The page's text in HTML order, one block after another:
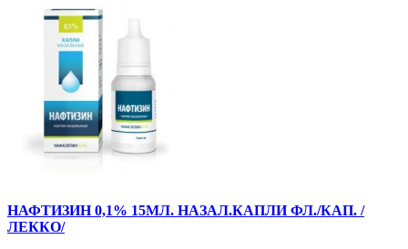
НАФТИЗИН 0,1% 15МЛ. НАЗАЛ.КАПЛИ ФЛ./КАП. /
ЛЕККО/